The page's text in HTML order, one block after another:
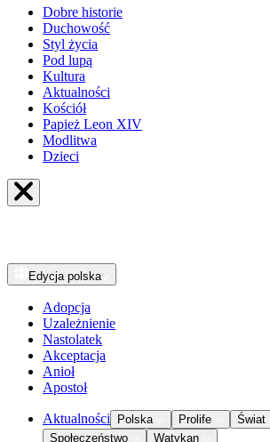
Dobre historie
Duchowość
Styl życia
Pod lupą
Kultura
Aktualności
Kościół
Papież Leon XIV
Modlitwa
Dzieci
Edycja polska
Adopcja
Uzależnienie
Nastolatek
Akceptacja
Anioł
Apostoł
Aktualności Polska Prolife Świat
Społeczeństwo
Watykan